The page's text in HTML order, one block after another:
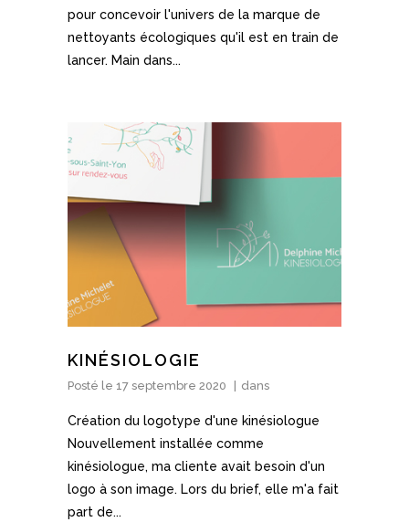
pour concevoir l'univers de la marque de
nettoyants écologiques qu'il est en train de
lancer. Main dans...
KINÉSIOLOGIE
Posté le 17 septembre 2020 dans
Création du logotype d'une kinésiologue
Nouvellement installée comme
kinésiologue, ma cliente avait besoin d'un
logo à son image. Lors du brief, elle m'a fait
part de...